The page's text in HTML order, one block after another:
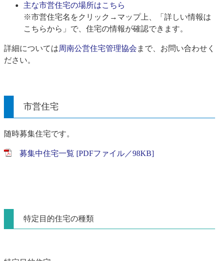
主な市営住宅の場所はこちら
※市営住宅名をクリック→マップ上、「詳しい情報は
こちらから」で、住宅の情報が確認できます。
詳細については周南公営住宅管理協会 まで、お問い合わせく
ださい。
市営住宅
随時募集住宅です。
募集中住宅一覧 [PDFファイル／98KB]
特定目的住宅の種類